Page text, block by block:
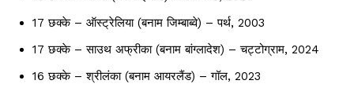
17 छक्के – ऑस्ट्रेलिया (बनाम जिम्बाब्वे) – पर्थ, 2003
17 छक्के – साउथ अफ्रीका (बनाम बांग्लादेश) – चट्टोग्राम, 2024
16 छक्के – श्रीलंका (बनाम आयरलैंड) – गॉल, 2023